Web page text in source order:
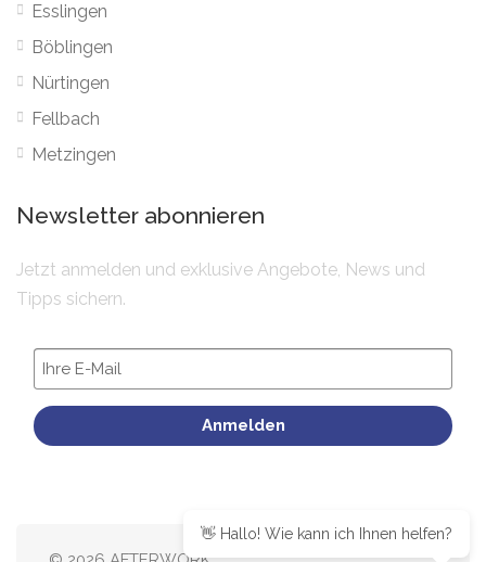
Esslingen
Böblingen
Nürtingen
Fellbach
Metzingen
Newsletter abonnieren
Jetzt anmelden und exklusive Angebote, News und
Tipps sichern.
Anmelden
👋 Hallo! Wie kann ich Ihnen helfen?